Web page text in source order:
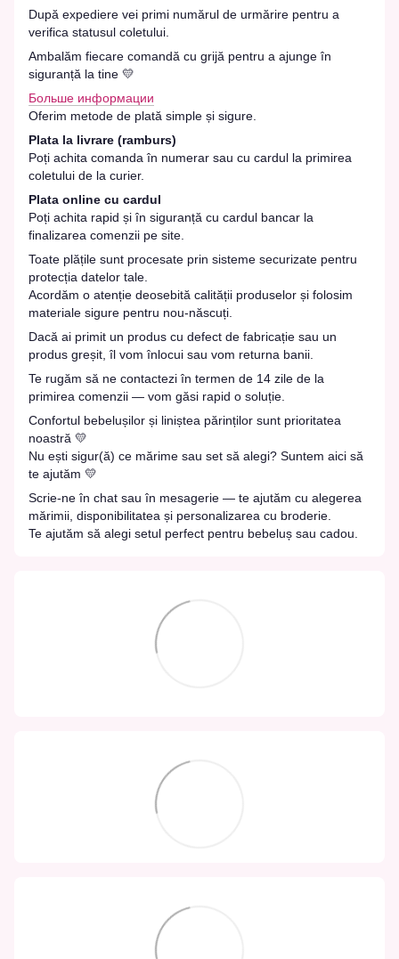
După expediere vei primi numărul de urmărire pentru a
verifica statusul coletului.
Ambalăm fiecare comandă cu grijă pentru a ajunge în
siguranță la tine 💛
Больше информации
Oferim metode de plată simple și sigure.
Plata la livrare (ramburs)
Poți achita comanda în numerar sau cu cardul la primirea
coletului de la curier.
Plata online cu cardul
Poți achita rapid și în siguranță cu cardul bancar la
finalizarea comenzii pe site.
Toate plățile sunt procesate prin sisteme securizate pentru
protecția datelor tale.
Acordăm o atenție deosebită calității produselor și folosim
materiale sigure pentru nou-născuți.
Dacă ai primit un produs cu defect de fabricație sau un
produs greșit, îl vom înlocui sau vom returna banii.
Te rugăm să ne contactezi în termen de 14 zile de la
primirea comenzii — vom găsi rapid o soluție.
Confortul bebelușilor și liniștea părinților sunt prioritatea
noastră 💛
Nu ești sigur(ă) ce mărime sau set să alegi? Suntem aici să
te ajutăm 💛
Scrie-ne în chat sau în mesagerie — te ajutăm cu alegerea
mărimii, disponibilitatea și personalizarea cu broderie.
Te ajutăm să alegi setul perfect pentru bebeluș sau cadou.